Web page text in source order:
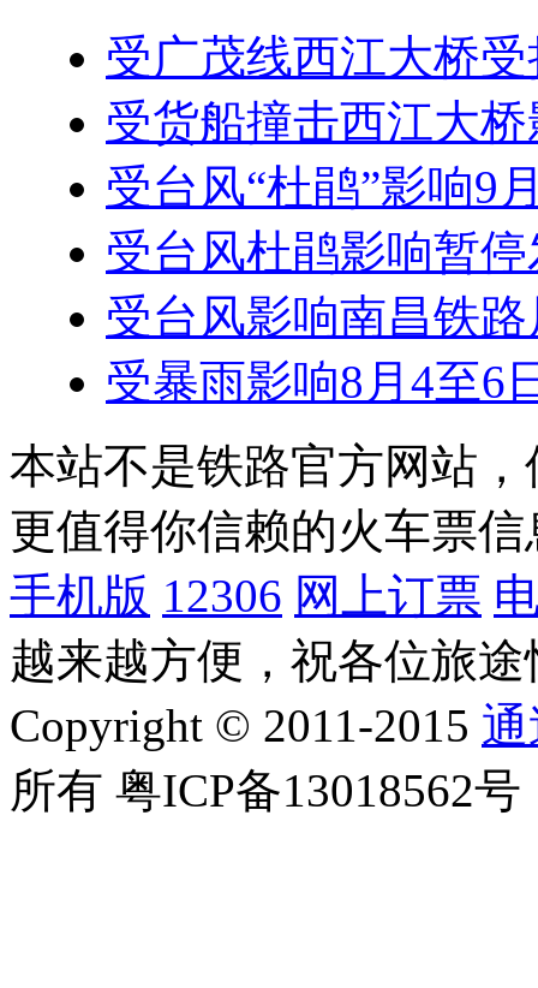
受广茂线西江大桥
受货船撞击西江大
受台风“杜鹃”影响9
受台风杜鹃影响暂
受台风影响南昌铁
受暴雨影响8月4至6
本站不是铁路官方网站
更值得你信赖的火车票
手机版 12306 网上订票
越来越方便，祝各位旅途
Copyright © 2011-2015
所有 粤ICP备13018562号